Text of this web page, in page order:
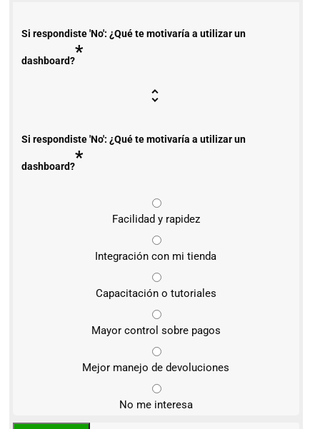
Si respondiste 'No': ¿Qué te motivaría a utilizar un
dashboard?*
Si respondiste 'No': ¿Qué te motivaría a utilizar un
dashboard?*
Facilidad y rapidez
Integración con mi tienda
Capacitación o tutoriales
Mayor control sobre pagos
Mejor manejo de devoluciones
No me interesa